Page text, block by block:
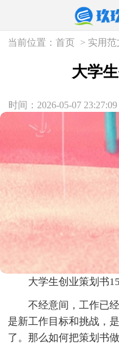
当前位置：首页 > 实用范
大学
时间：2026-05-07 23:27:09
大学生创业策划书
不经意间，工作已
是新工作目标和挑战，
了。那么如何把策划书